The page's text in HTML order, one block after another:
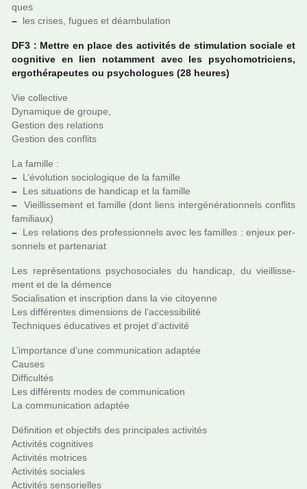
ques
– les crises, fugues et déam­bu­la­tion
DF3 : Mettre en place des acti­vi­tés de sti­mu­la­tion sociale et
cog­ni­tive en lien notam­ment avec les psy­cho­mo­tri­ciens,
ergo­thé­ra­peu­tes ou psy­cho­lo­gues (28 heures)
Vie col­lec­tive
Dynamique de groupe,
Gestion des rela­tions
Gestion des conflits
La famille :
– L’évolution socio­lo­gi­que de la famille
– Les situa­tions de han­di­cap et la famille
– Vieillissement et famille (dont liens inter­gé­né­ra­tion­nels conflits
fami­liaux)
– Les rela­tions des pro­fes­sion­nels avec les famil­les : enjeux per­
son­nels et par­te­na­riat
Les repré­sen­ta­tions psy­cho­so­cia­les du han­di­cap, du vieillis­se­
ment et de la démence
Socialisation et ins­crip­tion dans la vie citoyenne
Les dif­fé­ren­tes dimen­sions de l’acces­si­bi­lité
Techniques éducatives et projet d’acti­vité
L’impor­tance d’une com­mu­ni­ca­tion adap­tée
Causes
Difficultés
Les dif­fé­rents modes de com­mu­ni­ca­tion
La com­mu­ni­ca­tion adap­tée
Définition et objec­tifs des prin­ci­pa­les acti­vi­tés
Activités cog­ni­ti­ves
Activités motri­ces
Activités socia­les
Activités sen­so­riel­les